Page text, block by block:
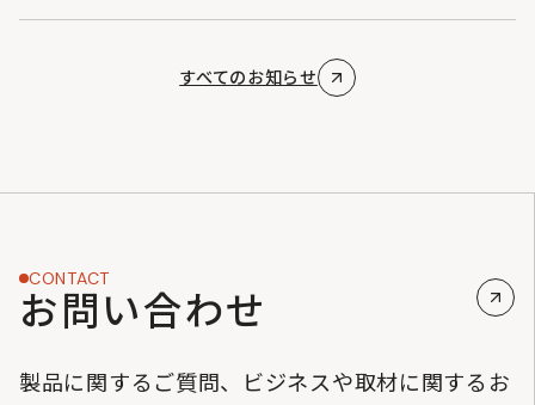
すべてのお知らせ
CONTACT
お問い合わせ
製品に関するご質問、ビジネスや取材に関するお